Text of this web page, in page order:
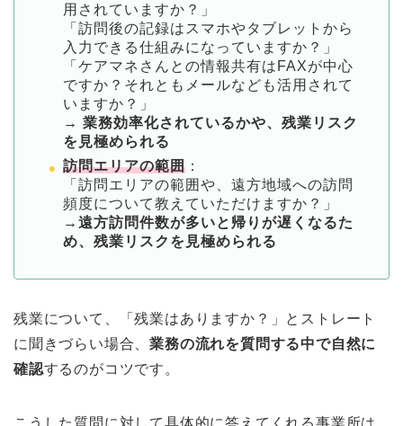
用されていますか？」
「訪問後の記録はスマホやタブレットから
入力できる仕組みになっていますか？」
「ケアマネさんとの情報共有はFAXが中心
ですか？それともメールなども活用されて
いますか？」
→ 業務効率化されているかや、残業リスク
を見極められる
訪問エリアの範囲 ：
「訪問エリアの範囲や、遠方地域への訪問
頻度について教えていただけますか？」
→遠方訪問件数が多いと帰りが遅くなるた
め、残業リスクを見極められる
残業について、「残業はありますか？」とストレート
に聞きづらい場合、業務の流れを質問する中で自然に
確認するのがコツです。
こうした質問に対して具体的に答えてくれる事業所は